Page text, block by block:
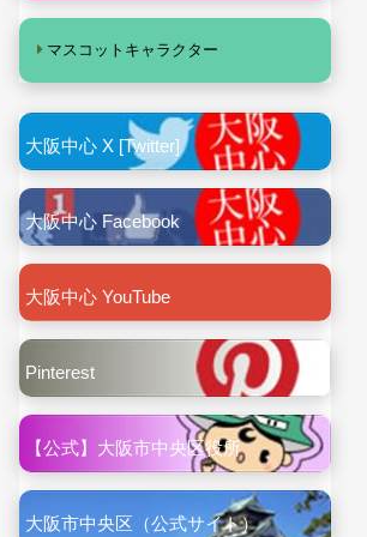
マスコットキャラクター
大阪中心 X [Twitter]
大阪中心 Facebook
大阪中心 YouTube
Pinterest
【公式】大阪市中央区役所
大阪市中央区（公式サイト）